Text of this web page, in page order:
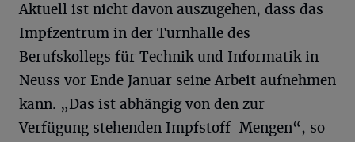
Aktuell ist nicht davon auszugehen, dass das
Impfzentrum in der Turnhalle des
Berufskollegs für Technik und Informatik in
Neuss vor Ende Januar seine Arbeit aufnehmen
kann. „Das ist abhängig von den zur
Verfügung stehenden Impfstoff-Mengen“, so